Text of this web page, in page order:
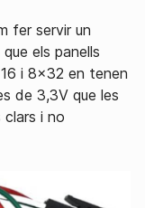
fer servir un
els panells
i 8x32 en tenen
de 3,3V que les
i no